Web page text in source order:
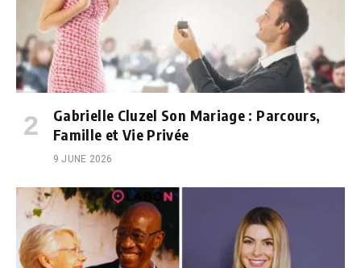
Gabrielle Cluzel Son Mariage : Parcours,
Famille et Vie Privée
9 JUNE 2026